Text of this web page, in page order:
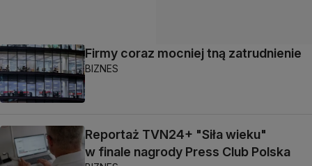
Firmy coraz mocniej tną zatrudnienie
BIZNES
Reportaż TVN24+ "Siła wieku"
w finale nagrody Press Club Polska